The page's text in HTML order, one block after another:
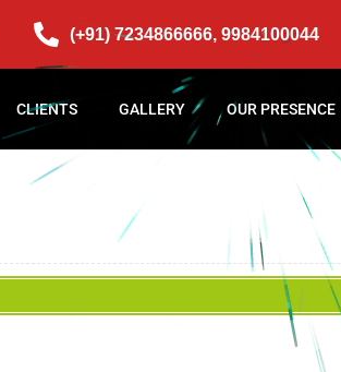
(+91) 7234866666, 9984100044
CLIENTS GALLERY OUR PRESENCE